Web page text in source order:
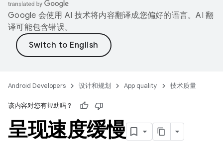
Google 会使用 AI 技术将内容翻译成您偏好的语言。AI 翻
译可能包含错误。
Android Developers 设计和规划 App quality 技术质量
该内容对您有帮助吗？
呈现速度缓慢